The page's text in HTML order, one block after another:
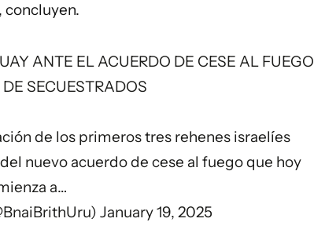
concluyen.
ANTE EL ACUERDO DE CESE AL FUEGO
SECUESTRADOS
de los primeros tres rehenes israelíes
nuevo acuerdo de cese al fuego que hoy
a…
January 19, 2025